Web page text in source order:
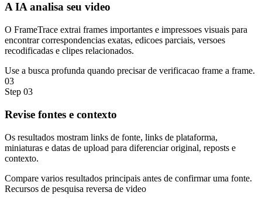
A IA analisa seu video
O FrameTrace extrai frames importantes e impressoes visuais para
encontrar correspondencias exatas, edicoes parciais, versoes
recodificadas e clipes relacionados.
Use a busca profunda quando precisar de verificacao frame a frame.
03
Step 03
Revise fontes e contexto
Os resultados mostram links de fonte, links de plataforma,
miniaturas e datas de upload para diferenciar original, reposts e
contexto.
Compare varios resultados principais antes de confirmar uma fonte.
Recursos de pesquisa reversa de video